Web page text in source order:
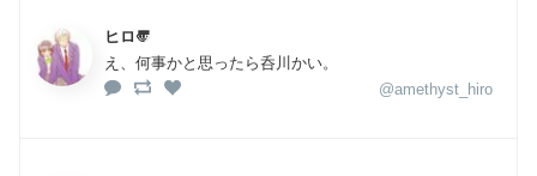
ヒロ〠
え、何事かと思ったら呑川かい。
@amethyst_hiro